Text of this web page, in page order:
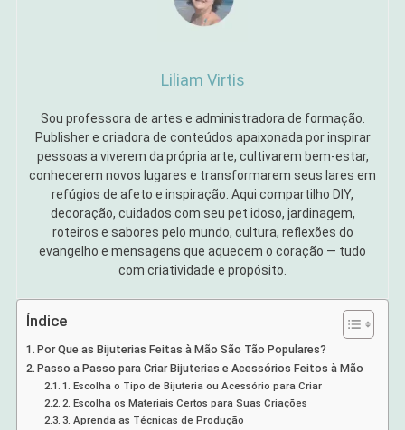
Liliam Virtis
Sou professora de artes e administradora de formação.
Publisher e criadora de conteúdos apaixonada por inspirar
pessoas a viverem da própria arte, cultivarem bem-estar,
conhecerem novos lugares e transformarem seus lares em
refúgios de afeto e inspiração. Aqui compartilho DIY,
decoração, cuidados com seu pet idoso, jardinagem,
roteiros e sabores pelo mundo, cultura, reflexões do
evangelho e mensagens que aquecem o coração — tudo
com criatividade e propósito.
Índice
Por Que as Bijuterias Feitas à Mão São Tão Populares?
Passo a Passo para Criar Bijuterias e Acessórios Feitos à Mão
1. Escolha o Tipo de Bijuteria ou Acessório para Criar
2. Escolha os Materiais Certos para Suas Criações
3. Aprenda as Técnicas de Produção